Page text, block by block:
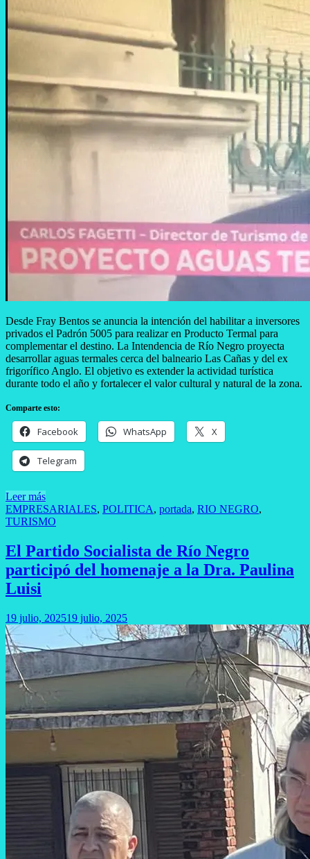
Desde Fray Bentos se anuncia la intención del habilitar a inversores
privados el Padrón 5005 para realizar en Producto Termal para
complementar el destino. La Intendencia de Río Negro proyecta
desarrollar aguas termales cerca del balneario Las Cañas y del ex
frigorífico Anglo. El objetivo es extender la actividad turística
durante todo el año y fortalecer el valor cultural y natural de la zona.
Comparte esto:
Facebook WhatsApp X
Telegram
Leer más
EMPRESARIALES, POLITICA, portada, RIO NEGRO,
TURISMO
El Partido Socialista de Río Negro
participó del homenaje a la Dra. Paulina
Luisi
19 julio, 202519 julio, 2025